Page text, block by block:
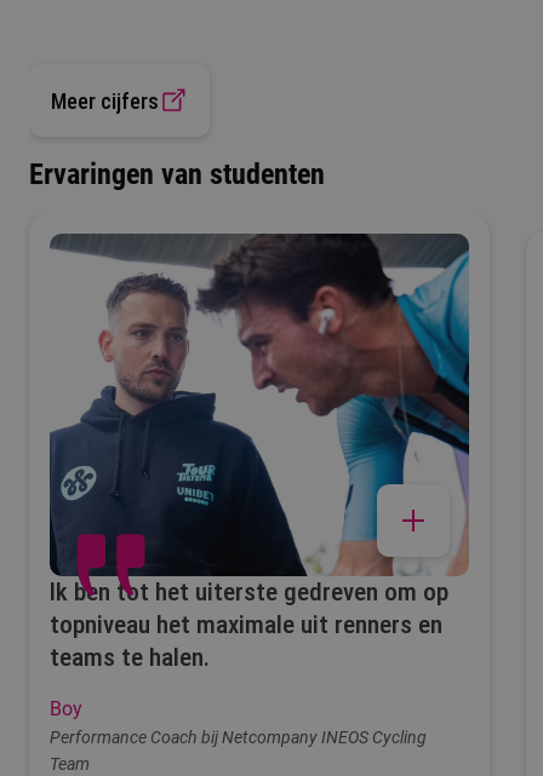
Meer cijfers
Ervaringen van studenten
Ik ben tot het uiterste gedreven om op
topniveau het maximale uit renners en
teams te halen.
Boy
Performance Coach bij Netcompany INEOS Cycling
Team